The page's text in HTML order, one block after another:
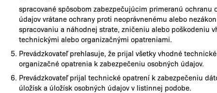
spracované spôsobom zabezpečujúcim primeranú ochranu
údajov vrátane ochrany proti neoprávnenému alebo
spracovaniu a náhodnej strate, zničeniu alebo poškodeniu
technickými alebo organizačnými opatreniami.
Prevádzkovateľ prehlasuje, že prijal všetky vhodné
organizačné opatrenia k zabezpečeniu osobných údajov.
Prevádzkovateľ prijal technické opatrení k zabezpečeniu
úložísk a úložísk osobných údajov v listinnej podobe.